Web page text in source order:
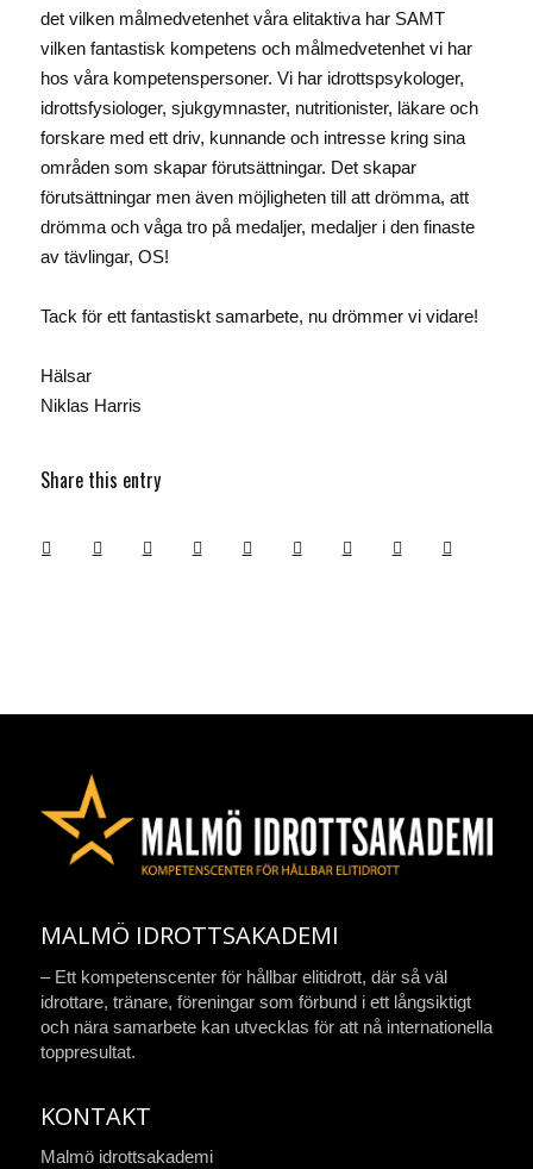
det vilken målmedvetenhet våra elitaktiva har SAMT
vilken fantastisk kompetens och målmedvetenhet vi har
hos våra kompetenspersoner. Vi har idrottspsykologer,
idrottsfysiologer, sjukgymnaster, nutritionister, läkare och
forskare med ett driv, kunnande och intresse kring sina
områden som skapar förutsättningar. Det skapar
förutsättningar men även möjligheten till att drömma, att
drömma och våga tro på medaljer, medaljer i den finaste
av tävlingar, OS!
Tack för ett fantastiskt samarbete, nu drömmer vi vidare!
Hälsar
Niklas Harris
Share this entry
MALMÖ IDROTTSAKADEMI
– Ett kompetenscenter för hållbar elitidrott, där så väl
idrottare, tränare, föreningar som förbund i ett långsiktigt
och nära samarbete kan utvecklas för att nå internationella
toppresultat.
KONTAKT
Malmö idrottsakademi